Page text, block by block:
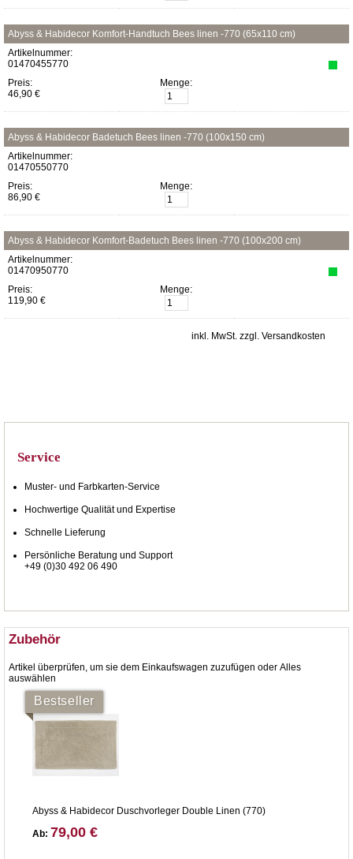
Abyss & Habidecor Komfort-Handtuch Bees linen -770 (65x110 cm)
Artikelnummer:
01470455770
Preis:
46,90 €
Menge:
Abyss & Habidecor Badetuch Bees linen -770 (100x150 cm)
Artikelnummer:
01470550770
Preis:
86,90 €
Menge:
Abyss & Habidecor Komfort-Badetuch Bees linen -770 (100x200 cm)
Artikelnummer:
01470950770
Preis:
119,90 €
Menge:
inkl. MwSt. zzgl. Versandkosten
Service
Muster- und Farbkarten-Service
Hochwertige Qualität und Expertise
Schnelle Lieferung
Persönliche Beratung und Support
+49 (0)30 492 06 490
Zubehör
Artikel überprüfen, um sie dem Einkaufswagen zuzufügen oder Alles
auswählen
Bestseller
Abyss & Habidecor Duschvorleger Double Linen (770)
Ab: 79,00 €